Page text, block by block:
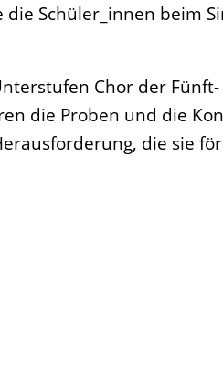
Schüler_innen beim
Chor der
die Proben und die
die sie